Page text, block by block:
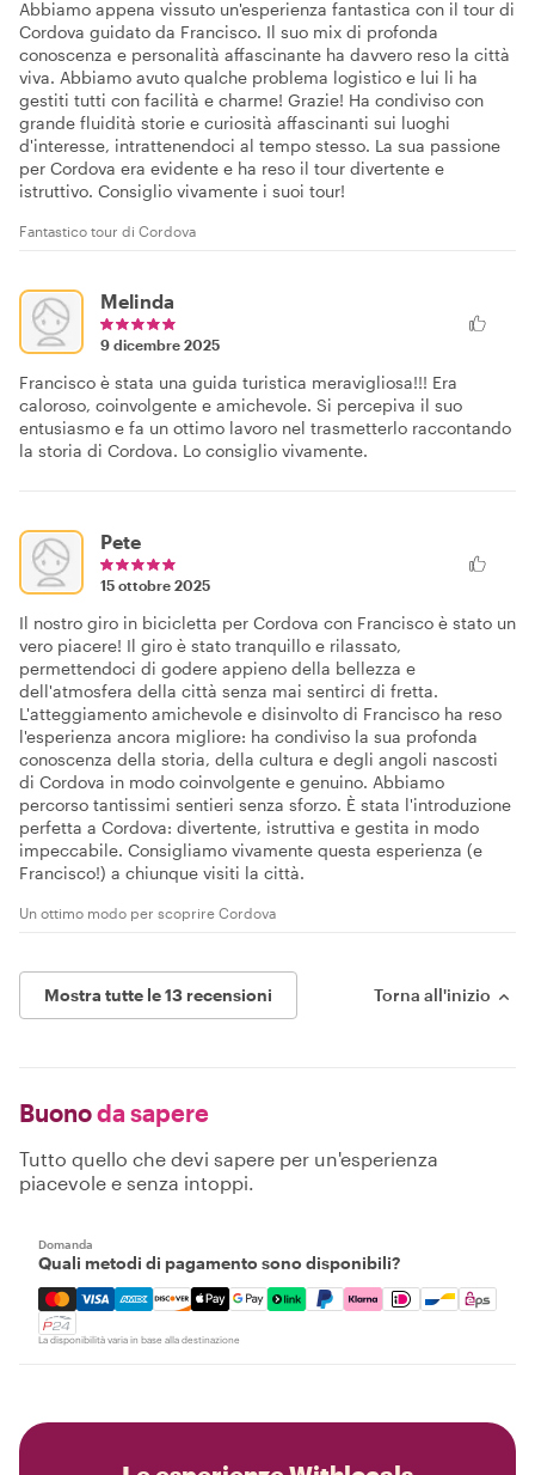
Abbiamo appena vissuto un'esperienza fantastica con il tour di
Cordova guidato da Francisco. Il suo mix di profonda
conoscenza e personalità affascinante ha davvero reso la città
viva. Abbiamo avuto qualche problema logistico e lui li ha
gestiti tutti con facilità e charme! Grazie! Ha condiviso con
grande fluidità storie e curiosità affascinanti sui luoghi
d'interesse, intrattenendoci al tempo stesso. La sua passione
per Cordova era evidente e ha reso il tour divertente e
istruttivo. Consiglio vivamente i suoi tour!
Fantastico tour di Cordova
Melinda
9 dicembre 2025
Francisco è stata una guida turistica meravigliosa!!! Era
caloroso, coinvolgente e amichevole. Si percepiva il suo
entusiasmo e fa un ottimo lavoro nel trasmetterlo raccontando
la storia di Cordova. Lo consiglio vivamente.
Pete
15 ottobre 2025
Il nostro giro in bicicletta per Cordova con Francisco è stato un
vero piacere! Il giro è stato tranquillo e rilassato,
permettendoci di godere appieno della bellezza e
dell'atmosfera della città senza mai sentirci di fretta.
L'atteggiamento amichevole e disinvolto di Francisco ha reso
l'esperienza ancora migliore: ha condiviso la sua profonda
conoscenza della storia, della cultura e degli angoli nascosti
di Cordova in modo coinvolgente e genuino. Abbiamo
percorso tantissimi sentieri senza sforzo. È stata l'introduzione
perfetta a Cordova: divertente, istruttiva e gestita in modo
impeccabile. Consigliamo vivamente questa esperienza (e
Francisco!) a chiunque visiti la città.
Un ottimo modo per scoprire Cordova
Mostra tutte le 13 recensioni Torna all'inizio
Buonoda sapere
Tutto quello che devi sapere per un'esperienza
piacevole e senza intoppi.
Domanda
Quali metodi di pagamento sono disponibili?
Mastercard, Visa, Amex, Discover, Apple Pay, Google
La disponibilità varia in base alla destinazione